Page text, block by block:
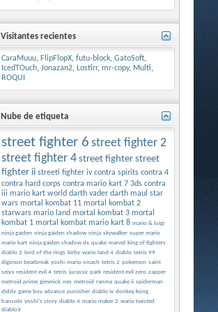
Visitantes recientes
CaraMuuu, FlipFlopX, futu-block, GatoSoft,
IcedTOuch, Jonazan2, Lostirr, mr-copy, Multi,
ROQUI
Nube de etiqueta
street fighter 6 street fighter 2
street fighter 4 street fighter street
fighter ii streeti fighter iv contra spirits contra 4
contra hard corps contra mario kart 7 3ds contra
iii mario kart world darth vader darth maul star
wars mortal kombat 11 mortal kombat 2
starwars mario land mortal kombat 3 mortal
kombat 1 mortal kombat mario kart 8 mario & luigi
ninja gaiden ninja gaiden shadow ninja skywalker super mario
mario kart ninja gaiden shadow dx quake marvel
king of fighters
diablo 2
lord of the rings kirby wario land 4 diablo tetris 99
digimon beatbreak yoshi mario smash tetris 2 pokemon saint
seiya resident evil 4 tetris jurassic park resident evil zero zapper
metroid prime gimmick nes metroid ranma quake ii spiderman
diddy game boy advance punisher diablo iv donkey kong
hansolo yoshi's story diablo 4 mario maker 2 wario twisted
diablo3